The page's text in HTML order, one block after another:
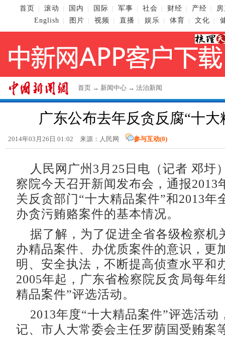
首页 滚动 国内 国际 军事 社会 财经 产经
English
图片 视频 直播 娱乐 体育 文化
首页 → 新闻中心 → 法治新闻
广东公布去年反贪反腐“十大
2014年03月26日 01:02 来源：人民网 参与互动(0)
人民网广州3月25日电（记者 邓圩
察院今天召开新闻发布会，通报2013
关反贪部门“十大精品案件”和2013年
办贪污贿赂案件的基本情况。
据了解，为了促进全省各级检察机
办精品案件、办优质案件的意识，更
明、安全执法，不断提高侦查水平和
2005年起，广东省检察院反贪局每年
精品案件”评选活动。
2013年度“十大精品案件”评选活动
记、市人大常委会主任罗荫国受贿案